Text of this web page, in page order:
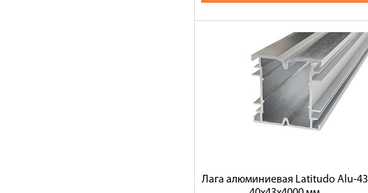
Лага алюминиевая Latitudo Аlu-43